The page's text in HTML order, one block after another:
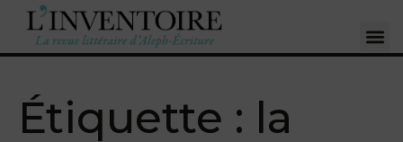
Étiquette : la